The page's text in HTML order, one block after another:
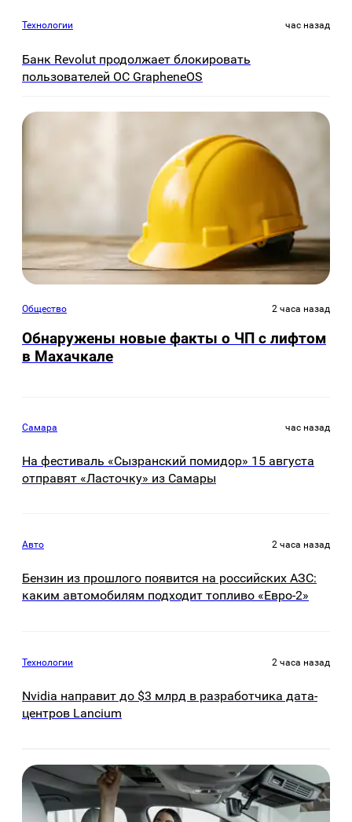
Технологии час назад
Банк Revolut продолжает блокировать
пользователей ОС GrapheneOS
Общество 2 часа назад
Обнаружены новые факты о ЧП с лифтом
в Махачкале
Самара час назад
На фестиваль «Сызранский помидор» 15 августа
отправят «Ласточку» из Самары
Авто 2 часа назад
Бензин из прошлого появится на российских АЗС:
каким автомобилям подходит топливо «Евро-2»
Технологии 2 часа назад
Nvidia направит до $3 млрд в разработчика дата-
центров Lancium